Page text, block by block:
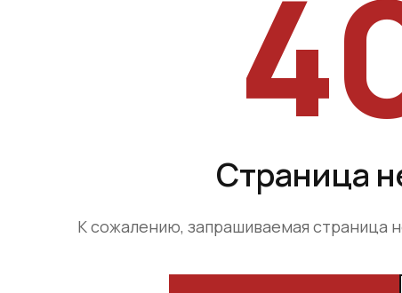
Страница
К сожалению, запрашиваемая страница